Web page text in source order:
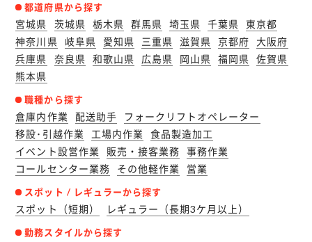
都道府県から探す
宮城県 茨城県 栃木県 群馬県 埼玉県 千葉県
東京都
神奈川県
岐阜県 愛知県 三重県 滋賀県 京都府
大阪府
兵庫県
奈良県 和歌山県 広島県 岡山県 福岡県
佐賀県
熊本県
職種から探す
倉庫内作業 配送助手
フォークリフトオペレーター
移設･引越作業
工場内作業
食品製造加工
イベント設営作業
販売・接客業務
事務作業
コールセンター業務
その他軽作業 営業
スポット / レギュラーから探す
スポット（短期） レギュラー（長期3ケ月以上）
勤務スタイルから探す